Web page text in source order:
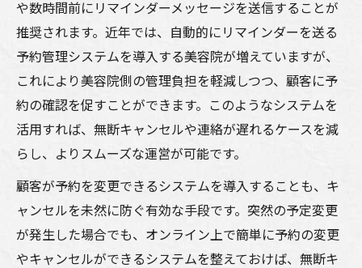
や数時間前にリマインダーメッセージを送信することが
推奨されます。近年では、自動的にリマインダーを送る
予約管理システムを導入する美容院が増えていますが、
これにより美容院側の管理負担を軽減しつつ、顧客に予
約の確認を促すことができます。このようなシステムを
活用すれば、無断キャンセルや連絡が遅れるケースを減
らし、よりスムーズな運営が可能です。
顧客が予約を変更できるシステムを導入することも、キ
ャンセルを未然に防ぐ有効な手段です。突然の予定変更
が発生した場合でも、オンライン上で簡単に予約の変更
やキャンセルができるシステムを整えておけば、無断キ